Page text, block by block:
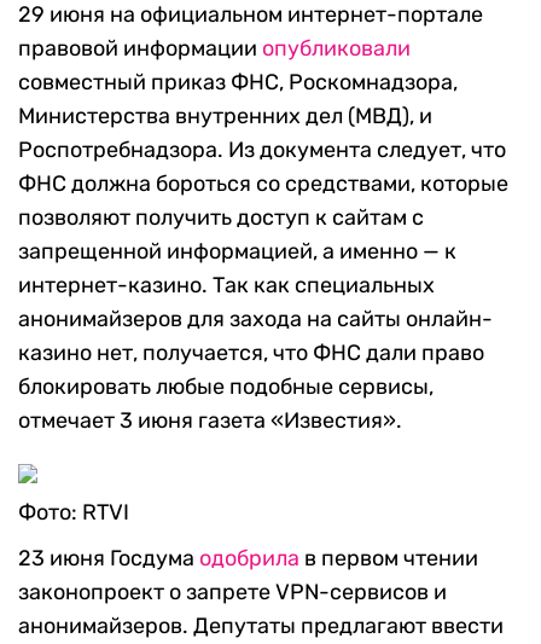
29 июня на официальном интернет-портале
правовой информации опубликовали
совместный приказ ФНС, Роскомнадзора,
Министерства внутренних дел (МВД), и
Роспотребнадзора. Из документа следует, что
ФНС должна бороться со средствами, которые
позволяют получить доступ к сайтам с
запрещенной информацией, а именно — к
интернет-казино. Так как специальных
анонимайзеров для захода на сайты онлайн-
казино нет, получается, что ФНС дали право
блокировать любые подобные сервисы,
отмечает 3 июня газета «Известия».
Фото: RTVI
23 июня Госдума одобрила в первом чтении
законопроект о запрете VPN-сервисов и
анонимайзеров. Депутаты предлагают ввести